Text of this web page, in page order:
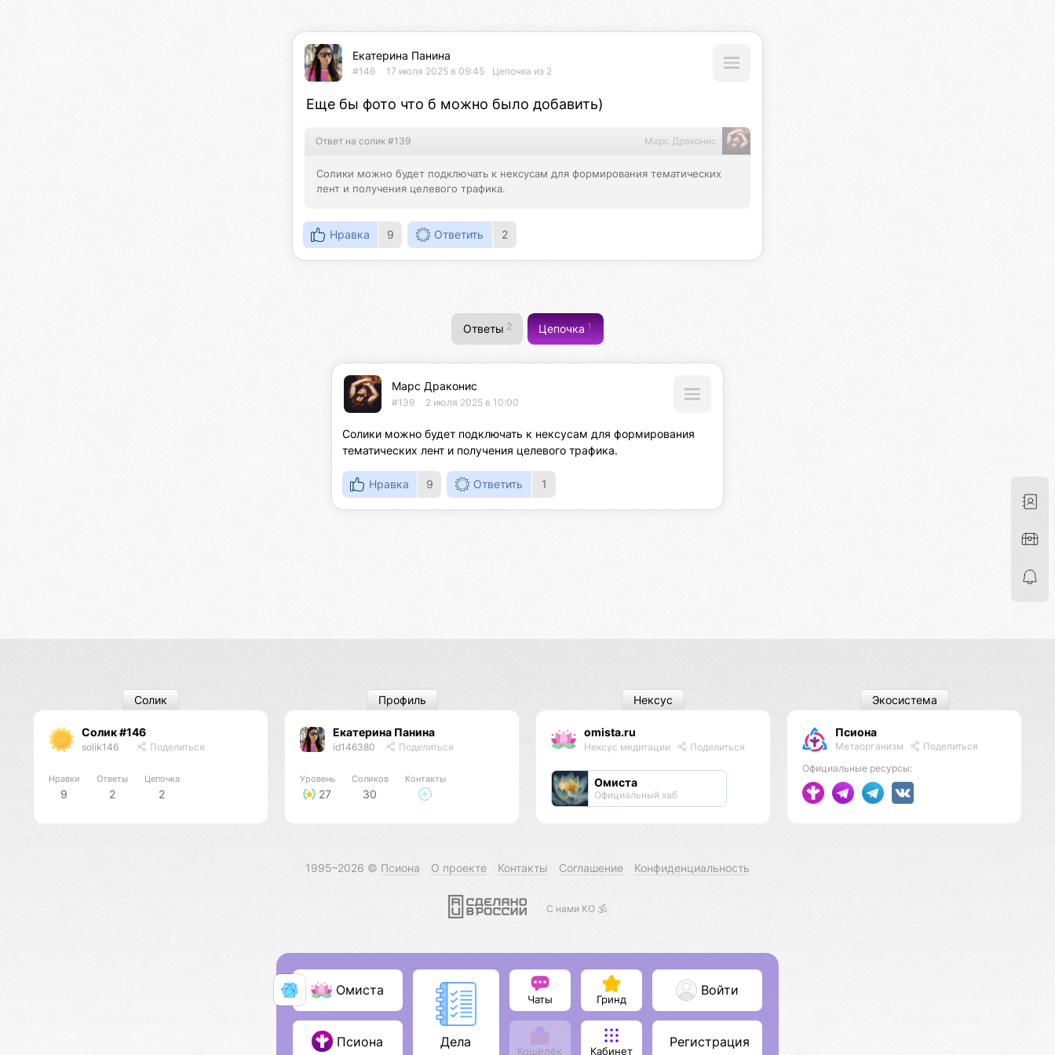
Екатерина Панина
#146 17 июля 2025 в 09:45 Цепочка из 2
Еще бы фото что б можно было добавить)
Ответ на солик #139 Марс Драконис
Солики можно будет подключать к нексусам для формирования тематических
лент и получения целевого трафика.
Нравка 9 Ответить 2
Ответы 2 Цепочка1
Марс Драконис
#139 2 июля 2025 в 10:00
Солики можно будет подключать к нексусам для формирования
тематических лент и получения целевого трафика.
Нравка 9 Ответить 1
Солик #146
solik146 Поделиться
Нравки
9
Ответы
2
Цепочка
2
Солик
Екатерина Панина
id146380 Поделиться
Уровень
27
Соликов
30
Контакты
Профиль
omista.ru
Нексус медитации Поделиться
Омиста
Официальный хаб
Нексус
Псиона
Метаорганизм
Поделиться
Официальные ресурсы:
Экосистема
1995–2026 © Псиона О проекте Контакты Соглашение Конфиденциальность
С нами КО 🕉️
Омиста
Псиона Дела
Чаты Гринд
Кошелёк Кабинет
Войти
Регистрация